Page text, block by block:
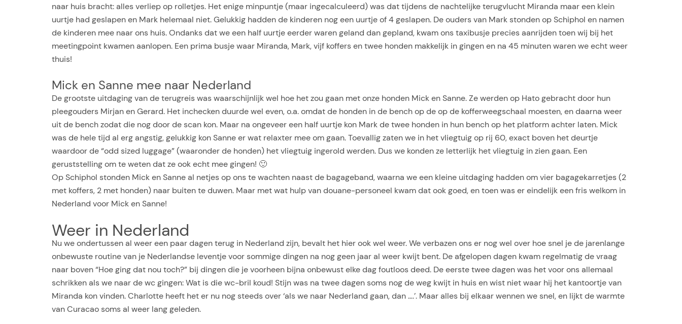
naar huis bracht: alles verliep op rolletjes. Het enige minpuntje (maar ingecalculeerd) was dat tijdens de nachtelijke terugvlucht Miranda maar een klein
uurtje had geslapen en Mark helemaal niet. Gelukkig hadden de kinderen nog een uurtje of 4 geslapen. De ouders van Mark stonden op Schiphol en namen
de kinderen mee naar ons huis. Ondanks dat we een half uurtje eerder waren geland dan gepland, kwam ons taxibusje precies aanrijden toen wij bij het
meetingpoint kwamen aanlopen. Een prima busje waar Miranda, Mark, vijf koffers en twee honden makkelijk in gingen en na 45 minuten waren we echt weer
thuis!
Mick en Sanne mee naar Nederland
De grootste uitdaging van de terugreis was waarschijnlijk wel hoe het zou gaan met onze honden Mick en Sanne. Ze werden op Hato gebracht door hun
pleegouders Mirjan en Gerard. Het inchecken duurde wel even, o.a. omdat de honden in de bench op de op de kofferweegschaal moesten, en daarna weer
uit de bench zodat die nog door de scan kon. Maar na ongeveer een half uurtje kon Mark de twee honden in hun bench op het platform achter laten. Mick
was de hele tijd al erg angstig, gelukkig kon Sanne er wat relaxter mee om gaan. Toevallig zaten we in het vliegtuig op rij 60, exact boven het deurtje
waardoor de “odd sized luggage” (waaronder de honden) het vliegtuig ingerold werden. Dus we konden ze letterlijk het vliegtuig in zien gaan. Een
geruststelling om te weten dat ze ook echt mee gingen! 🙂
Op Schiphol stonden Mick en Sanne al netjes op ons te wachten naast de bagageband, waarna we een kleine uitdaging hadden om vier bagagekarretjes (2
met koffers, 2 met honden) naar buiten te duwen. Maar met wat hulp van douane-personeel kwam dat ook goed, en toen was er eindelijk een fris welkom in
Nederland voor Mick en Sanne!
Weer in Nederland
Nu we ondertussen al weer een paar dagen terug in Nederland zijn, bevalt het hier ook wel weer. We verbazen ons er nog wel over hoe snel je de jarenlange
onbewuste routine van je Nederlandse leventje voor sommige dingen na nog geen jaar al weer kwijt bent. De afgelopen dagen kwam regelmatig de vraag
naar boven “Hoe ging dat nou toch?” bij dingen die je voorheen bijna onbewust elke dag foutloos deed. De eerste twee dagen was het voor ons allemaal
schrikken als we naar de wc gingen: Wat is die wc-bril koud! Stijn was na twee dagen soms nog de weg kwijt in huis en wist niet waar hij het kantoortje van
Miranda kon vinden. Charlotte heeft het er nu nog steeds over ‘als we naar Nederland gaan, dan ….’. Maar alles bij elkaar wennen we snel, en lijkt de warmte
van Curacao soms al weer lang geleden.